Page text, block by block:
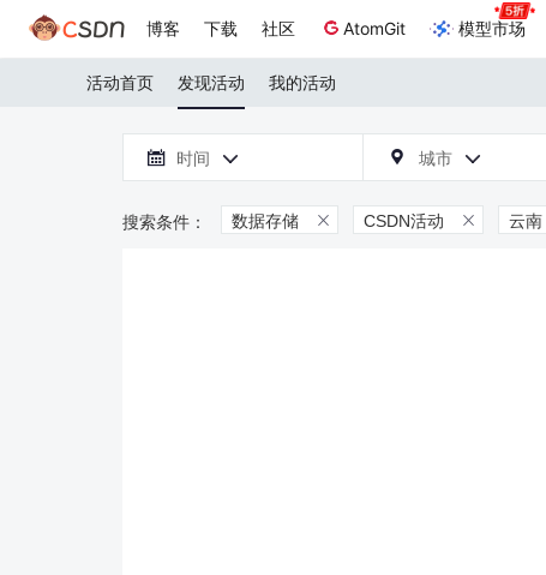
博客 下载 社区 AtomGit 模型市场
活动首页 发现活动 我的活动
 时间   城市 
数据存储  CSDN活动  云南